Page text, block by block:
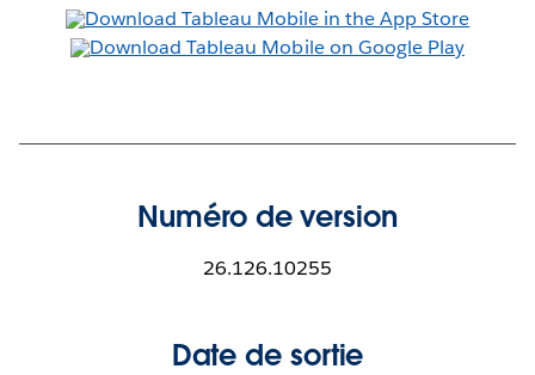
Numéro de version
26.126.10255
Date de sortie